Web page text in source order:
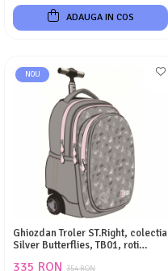
ADAUGA IN COS
NOU
Ghiozdan Troler ST.Right, colectia
Silver Butterflies, TB01, roti
354 RON
335 RON